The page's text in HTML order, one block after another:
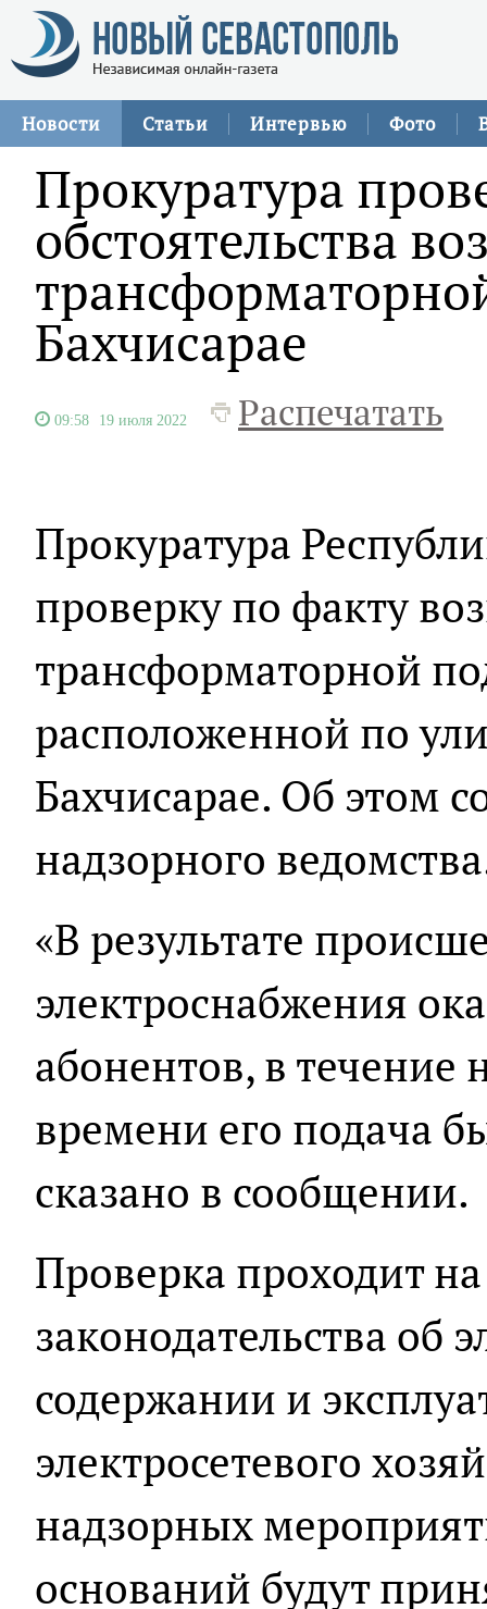
Новости Статьи Интервью Фото
Прокуратура
обстоятельства
Бахчисарае
09:58 19 июля 2022 Распечатать
Прокуратура
проверку по факту
трансформаторной
расположенной по
Бахчисарае. Об этом
надзорного
«В результате
электроснабжения
абонентов, в течение
времени его подача
сказано в сообщении.
Проверка проходит
законодательства об
содержании и
электросетевого
надзорных
оснований будут